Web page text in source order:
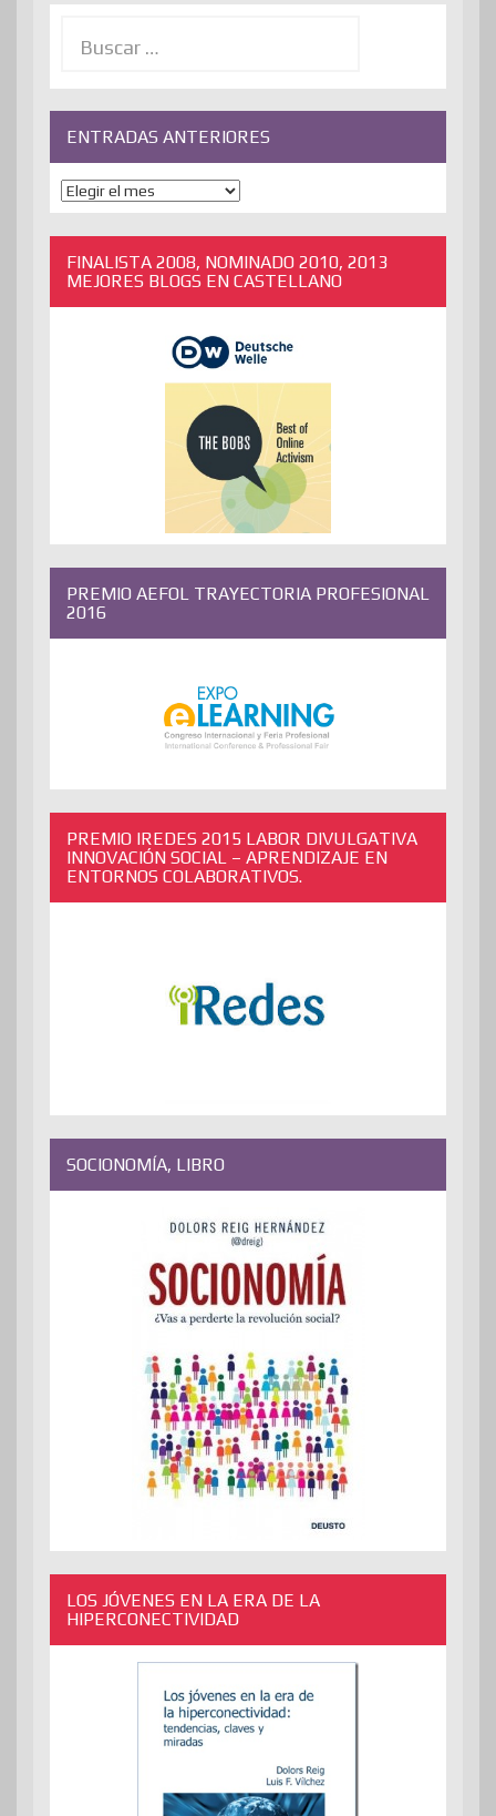
ENTRADAS ANTERIORES
ENTRADAS
ANTERIORES
FINALISTA 2008, NOMINADO 2010, 2013
MEJORES BLOGS EN CASTELLANO
PREMIO AEFOL TRAYECTORIA PROFESIONAL
2016
PREMIO IREDES 2015 LABOR DIVULGATIVA
INNOVACIÓN SOCIAL – APRENDIZAJE EN
ENTORNOS COLABORATIVOS.
SOCIONOMÍA, LIBRO
LOS JÓVENES EN LA ERA DE LA
HIPERCONECTIVIDAD